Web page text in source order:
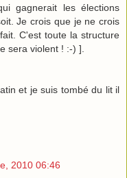
gagnerait les élections
Je crois que je ne crois
C'est toute la structure
sera violent ! :-) ].
et je suis tombé du lit il
2010 06:46